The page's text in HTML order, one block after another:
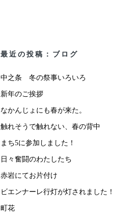
最近の投稿：ブログ
中之条 冬の祭事いろいろ
新年のご挨拶
なかんじょにも春が来た。
触れそうで触れない、春の背中
まち5に参加しました！
日々奮闘のわたしたち
赤岩にてお片付け
ビエンナーレ行灯が灯されました！
町花